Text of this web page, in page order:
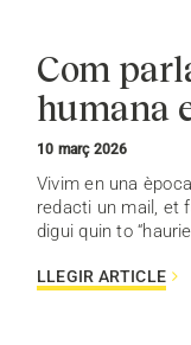
Com
humana
10 març 2026
Vivim en una
redacti un mail, et
digui quin to
LLEGIR ARTICLE